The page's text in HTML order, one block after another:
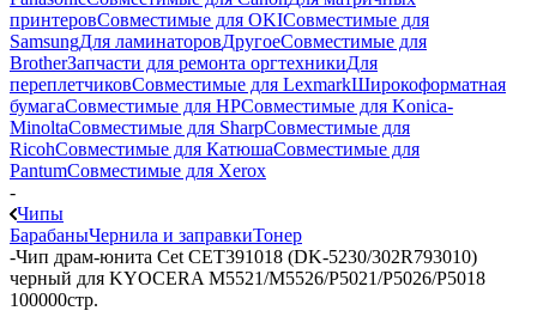
принтеровСовместимые для OKIСовместимые для
SamsungДля ламинаторовДругоеСовместимые для
BrotherЗапчасти для ремонта оргтехникиДля
переплетчиковСовместимые для LexmarkШирокоформатная
бумагаСовместимые для HPСовместимые для Konica-
MinoltaСовместимые для SharpСовместимые для
RicohСовместимые для КатюшаСовместимые для
PantumСовместимые для Xerox
-
Чипы
БарабаныЧернила и заправкиТонер
-Чип драм-юнита Cet CET391018 (DK-5230/302R793010)
черный для KYOCERA M5521/M5526/P5021/P5026/P5018
100000стр.